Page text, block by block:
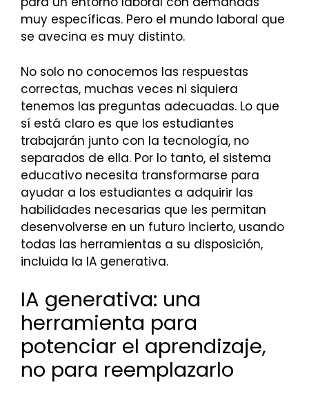
muy específicas. Pero el mundo laboral que
se avecina es muy distinto.
No solo no conocemos las respuestas
correctas, muchas veces ni siquiera
tenemos las preguntas adecuadas. Lo que
sí está claro es que los estudiantes
trabajarán junto con la tecnología, no
separados de ella. Por lo tanto, el sistema
educativo necesita transformarse para
ayudar a los estudiantes a adquirir las
habilidades necesarias que les permitan
desenvolverse en un futuro incierto, usando
todas las herramientas a su disposición,
incluida la IA generativa.
IA generativa: una
herramienta para
potenciar el aprendizaje,
no para reemplazarlo